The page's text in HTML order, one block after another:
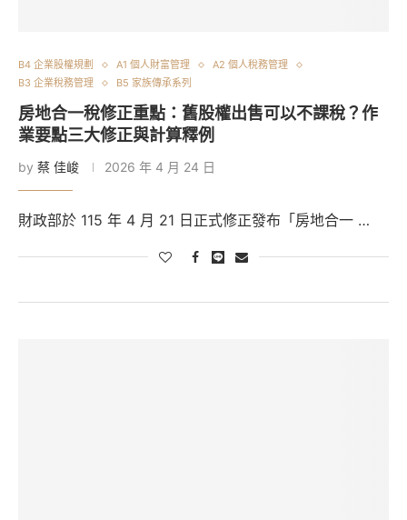
B4 企業股權規劃 A1 個人財富管理
A2 個人稅務管理
B3 企業稅務管理
B5 家族傳承系列
房地合一稅修正重點：舊股權出售可以不課稅？作
業要點三大修正與計算釋例
by 蔡 佳峻 2026 年 4 月 24 日
財政部於 115 年 4 月 21 日正式修正發布「房地合一 …